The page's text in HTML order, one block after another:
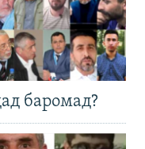
баромад?